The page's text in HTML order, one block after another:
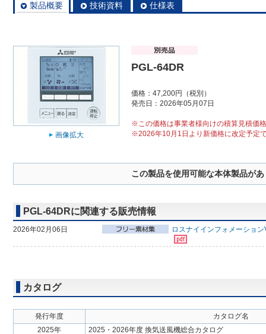
製品概要 技術資料 仕様表
画像拡大
PGL-64DR
価格：47,200円（税別）
発売日：2026年05月07日
※この価格は事業者様向けの積算見積価
※2026年10月1日より新価格に改定予定
この製品を使用可能な本体製品が
PGL-64DRに関連する販売情報
2026年02月06日 ロスナイインフォメーショ
カタログ
発行年度
カタログ名
2025年
2025・2026年度 換気送風機総合カタログ